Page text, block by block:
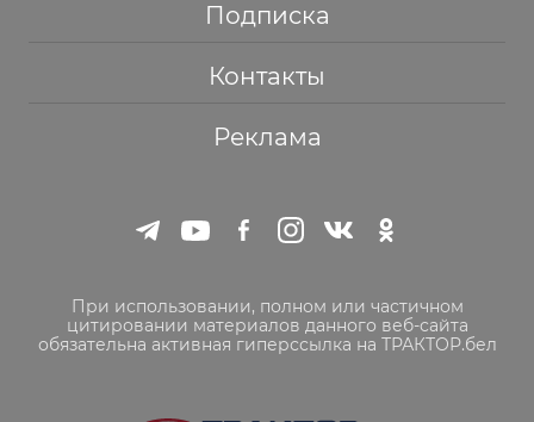
Подписка
Контакты
Реклама
При использовании, полном или частичном
цитировании материалов данного веб-сайта
обязательна активная гиперссылка на ТРАКТОР.бел